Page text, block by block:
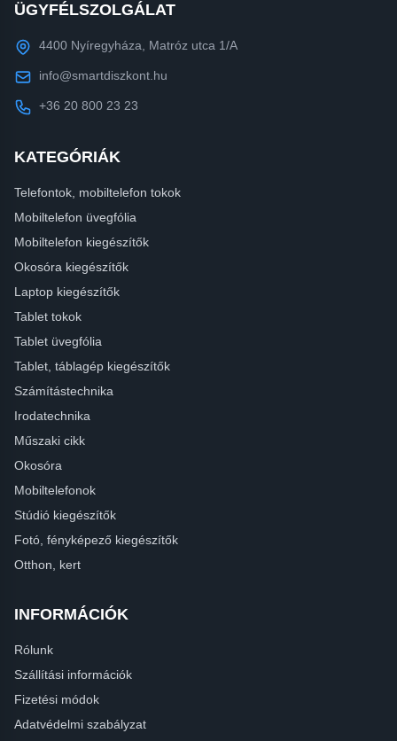
ÜGYFÉLSZOLGÁLAT
4400 Nyíregyháza, Matróz utca 1/A
info@smartdiszkont.hu
+36 20 800 23 23
KATEGÓRIÁK
Telefontok, mobiltelefon tokok
Mobiltelefon üvegfólia
Mobiltelefon kiegészítők
Okosóra kiegészítők
Laptop kiegészítők
Tablet tokok
Tablet üvegfólia
Tablet, táblagép kiegészítők
Számítástechnika
Irodatechnika
Műszaki cikk
Okosóra
Mobiltelefonok
Stúdió kiegészítők
Fotó, fényképező kiegészítők
Otthon, kert
INFORMÁCIÓK
Rólunk
Szállítási információk
Fizetési módok
Adatvédelmi szabályzat